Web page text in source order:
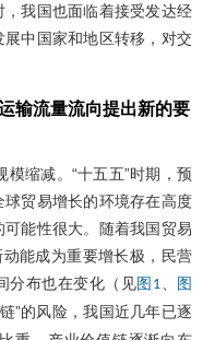
我国也面临着接受发达经
中国家和地区转移，对交
输流量流向提出新的要
缩减。“十五五”时期，预
贸易增长的环境存在高度
能性很大。随着我国贸易
能成为重要增长极，民营
分布也在变化（见图1
图
”的风险，我国近几年已逐